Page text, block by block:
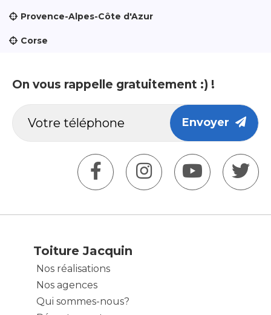
Provence-Alpes-Côte d'Azur
Corse
On vous rappelle gratuitement :) !
Envoyer
Toiture Jacquin
Nos réalisations
Nos agences
Qui sommes-nous?